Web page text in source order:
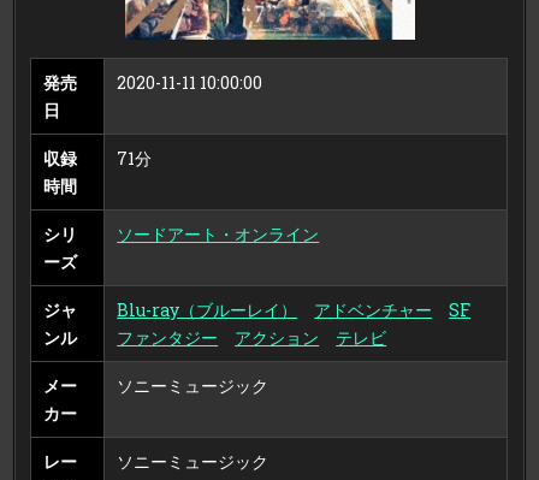
版
イ
発売
日
2020-11-11 10:00:00
収録
時間
71分
シリ
ーズ
ソードアート・オンライン
ジャ
ンル
Blu-ray（ブルーレイ） アドベンチャー
SF
ファンタジー
アクション テレビ
メー
カー
ソニーミュージック
レー
ソニーミュージック